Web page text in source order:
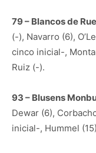
79 – Blancos de
(-), Navarro (6),
cinco inicial-,
Ruiz (-).
93 – Blusens
Dewar (6),
inicial-, Hummel